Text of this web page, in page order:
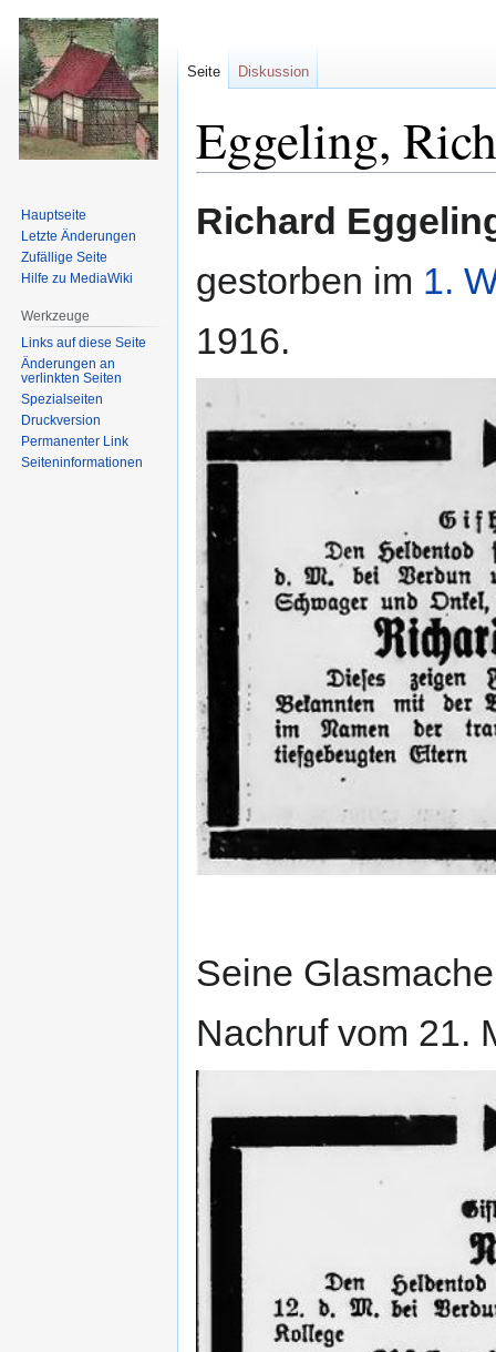
Eggeling,
Navigation
Suche
Richard
gestorben im 1.
1916.
Seine
Nachruf vom 21.
Seite Diskussion
Hauptseite
Letzte Änderungen
Zufällige Seite
Hilfe zu MediaWiki
Werkzeuge
Links auf diese Seite
Änderungen an
verlinkten Seiten
Spezialseiten
Druckversion
Permanenter Link
Seiten­informationen